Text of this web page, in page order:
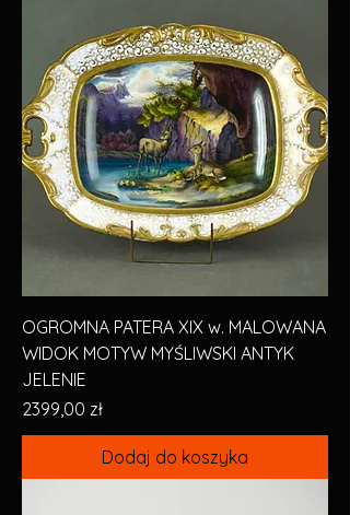
OGROMNA PATERA XIX w. MALOWANA
WIDOK MOTYW MYŚLIWSKI ANTYK
JELENIE
Cena
2399,00 zł
Dodaj do koszyka